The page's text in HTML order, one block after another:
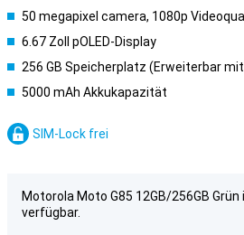
50 megapixel camera, 1080p
6.67 Zoll pOLED-Display
256 GB Speicherplatz (Erweiterbar
5000 mAh Akkukapazität
SIM-Lock frei
Motorola Moto G85 12GB/256GB
verfügbar.